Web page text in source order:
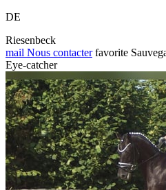
DE
Riesenbeck
mail Nous contacter favorite
Eye-catcher